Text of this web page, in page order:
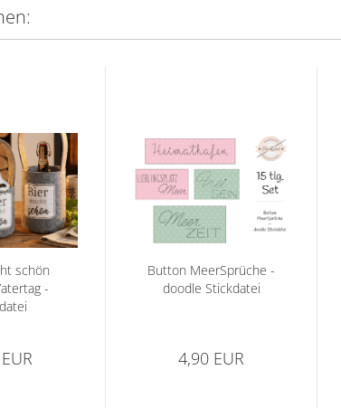
schön
-
Button MeerSprüche -
doodle Stickdatei
4,90 EUR